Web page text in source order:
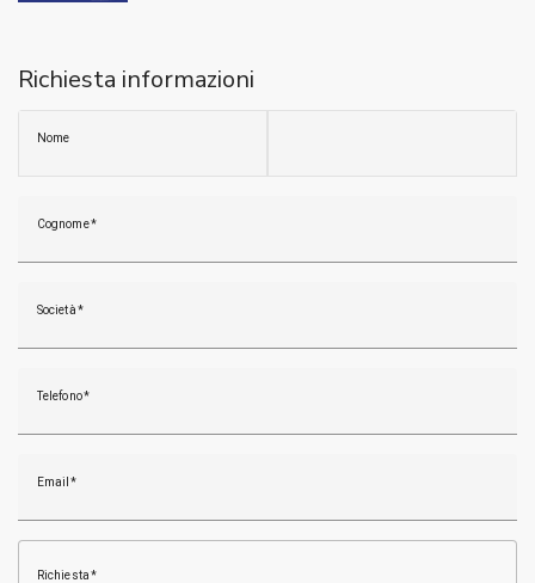
Richiesta informazioni
Nome
Cognome
Società
Telefono
Email
Richiesta